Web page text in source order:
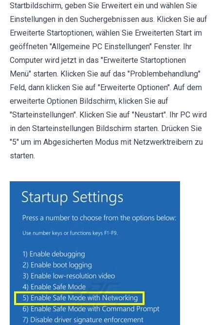
Startbildschirm, geben Sie Erweitert ein und wählen Sie
Einstellungen in den Suchergebnissen aus. Klicken Sie auf
Erweiterte Startoptionen, wählen Sie Erweiterten Start im
geöffneten "Allgemeine PC Einstellungen" Fenster. Ihr
Computer wird jetzt in das "Erweiterte Startoptionen
Menü" starten. Klicken Sie auf das "Problembehandlung"
Feld, dann klicken Sie auf "Erweiterte Optionen". Auf dem
erweiterte Optionen Bildschirm, klicken Sie auf
"Starteinstellungen". Klicken Sie auf "Neustart". Ihr PC wird
in den Starteinstellungen Bildschirm starten. Drücken Sie
"5" um im Abgesicherten Modus mit Netzwerktreibern zu
starten.